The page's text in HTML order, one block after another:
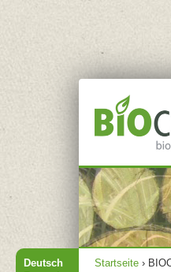
Jump
Sie sind hier
Startseite ›
Deutsch